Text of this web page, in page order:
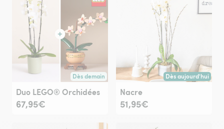
Dès demain
Livraison dès demain (pour toute commande passée
Duo LEGO® Orchidées
67,95€
Dès aujourd'hui
Livraison dès
Nacre
51,95€